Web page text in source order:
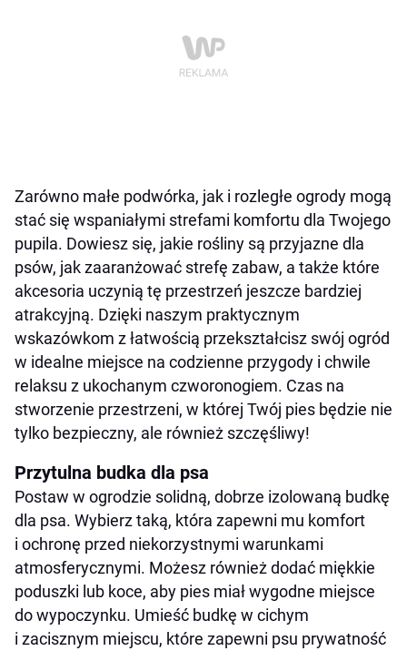
Zarówno małe podwórka, jak i rozległe ogrody mogą
stać się wspaniałymi strefami komfortu dla Twojego
pupila. Dowiesz się, jakie rośliny są przyjazne dla
psów, jak zaaranżować strefę zabaw, a także które
akcesoria uczynią tę przestrzeń jeszcze bardziej
atrakcyjną. Dzięki naszym praktycznym
wskazówkom z łatwością przekształcisz swój ogród
w idealne miejsce na codzienne przygody i chwile
relaksu z ukochanym czworonogiem. Czas na
stworzenie przestrzeni, w której Twój pies będzie nie
tylko bezpieczny, ale również szczęśliwy!
Przytulna budka dla psa
Postaw w ogrodzie solidną, dobrze izolowaną budkę
dla psa. Wybierz taką, która zapewni mu komfort
i ochronę przed niekorzystnymi warunkami
atmosferycznymi. Możesz również dodać miękkie
poduszki lub koce, aby pies miał wygodne miejsce
do wypoczynku. Umieść budkę w cichym
i zacisznym miejscu, które zapewni psu prywatność